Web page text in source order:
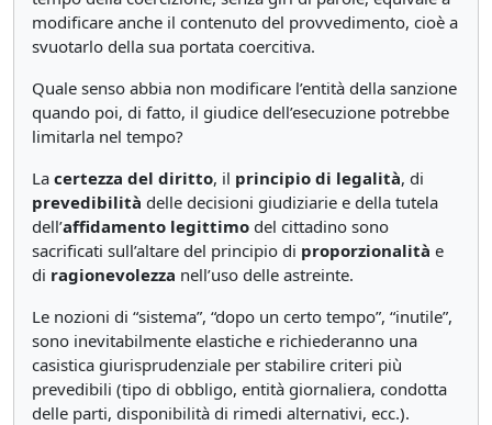
modificare anche il contenuto del provvedimento, cioè a
svuotarlo della sua portata coercitiva.
Quale senso abbia non modificare l’entità della sanzione
quando poi, di fatto, il giudice dell’esecuzione potrebbe
limitarla nel tempo?
La certezza del diritto, il principio di legalità, di
prevedibilità delle decisioni giudiziarie e della tutela
dell’affidamento legittimo del cittadino sono
sacrificati sull’altare del principio di proporzionalità e
di ragionevolezza nell’uso delle astreinte.
Le nozioni di “sistema”, “dopo un certo tempo”, “inutile”,
sono inevitabilmente elastiche e richiederanno una
casistica giurisprudenziale per stabilire criteri più
prevedibili (tipo di obbligo, entità giornaliera, condotta
delle parti, disponibilità di rimedi alternativi, ecc.).